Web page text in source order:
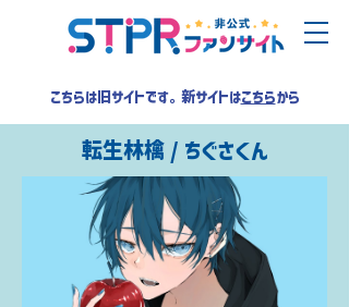
こちらは旧サイトです。新サイトはこちらから
転生林檎 / ちぐさくん